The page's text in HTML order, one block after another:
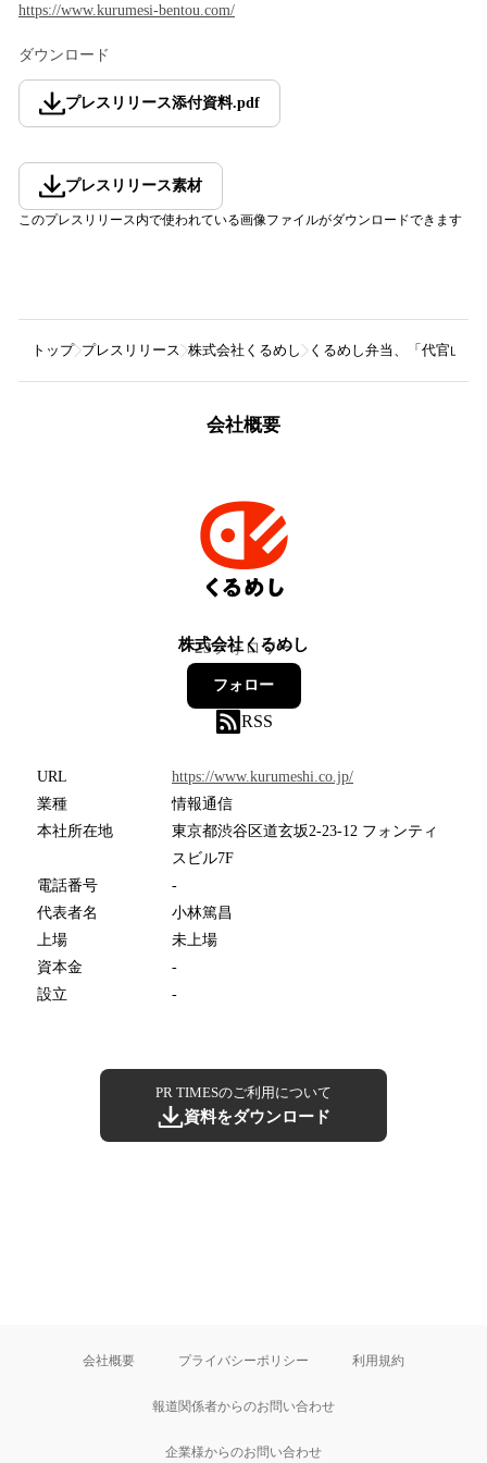
https://www.kurumesi-bentou.com/
ダウンロード
プレスリリース添付資料.pdf
プレスリリース素材
このプレスリリース内で使われている画像ファイルがダウンロードできます
トップ プレスリリース 株式会社くるめし くるめし弁当、「代官山焼
会社概要
株式会社くるめし
23フォロワー
フォロー
RSS
URL
https://www.kurumeshi.co.jp/
業種
情報通信
本社所在地
東京都渋谷区道玄坂2-23-12 フォンティ
スビル7F
電話番号
-
代表者名
小林篤昌
上場
未上場
資本金
-
設立
-
PR TIMESのご利用について
資料をダウンロード
会社概要 プライバシーポリシー 利用規約
報道関係者からのお問い合わせ
企業様からのお問い合わせ